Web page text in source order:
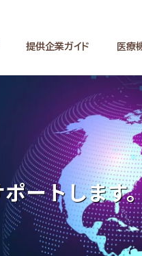
提供企業ガイド 医療
ートします